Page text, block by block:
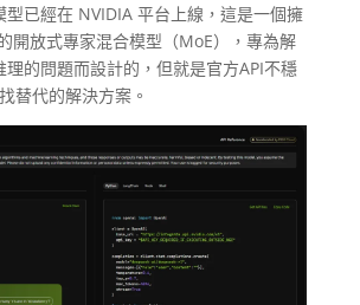
型已經在 NVIDIA 平台上線，這是一個擁
開放式專家混合模型（MoE），專為解
理的問題而設計的，但就是官方API不穩
替代的解決方案。​